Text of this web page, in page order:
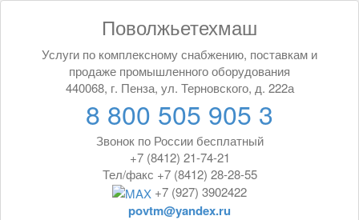
Поволжьетехмаш
Услуги по комплексному снабжению, поставкам и
продаже промышленного оборудования
440068, г. Пенза, ул. Терновского, д. 222а
8 800 505 905 3
Звонок по России бесплатный
+7 (8412) 21-74-21
Тел/факс +7 (8412) 28-28-55
+7 (927) 3902422
povtm@yandex.ru